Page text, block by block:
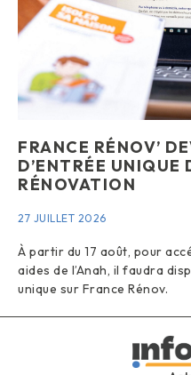
FRANCE RÉNOV’
D’ENTRÉE UNIQUE
RÉNOVATION
27 JUILLET 2026
À partir du 17 août, pour
aides de l’Anah, il faudra
unique sur France Rénov.